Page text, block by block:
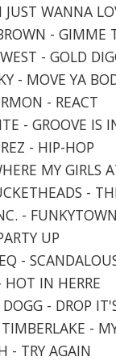
WANNA
- GIMME
- GOLD
- MOVE YA
- REACT
- GROOVE IS
- HIP-HOP
MY GIRLS
-
- FUNKYTOWN
UP
-
IN HERRE
- DROP
-
- TRY AGAIN